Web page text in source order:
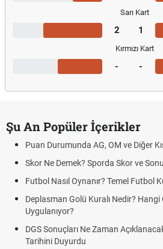
Sarı Kart
2 1
Kırmızı Kart
- -
Şu An Popüler İçerikler
Puan Durumunda AG, OM ve Diğer
Skor Ne Demek? Sporda Skor ve
Futbol Nasıl Oynanır? Temel Futbol
Deplasman Golü Kuralı Nedir?
Uygulanıyor?
DGS Sonuçları Ne Zaman
Tarihini Duyurdu